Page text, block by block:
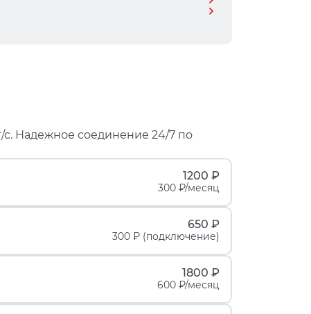
с. Надежное соединение 24/7 по
1200 ₽
300 ₽/месяц
650 ₽
300 ₽ (подключение)
1800 ₽
600 ₽/месяц